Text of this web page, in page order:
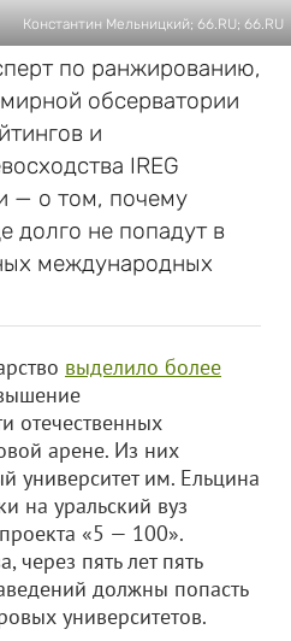
Константин Мельницкий; 66.RU; 66.RU
по ранжированию,
обсерватории
и
IREG
— о том, почему
долго не попадут в
международных
выделило более
отечественных
арене. Из них
университет им. Ельцина
на уральский вуз
«5 — 100».
через пять лет пять
должны попасть
университетов.